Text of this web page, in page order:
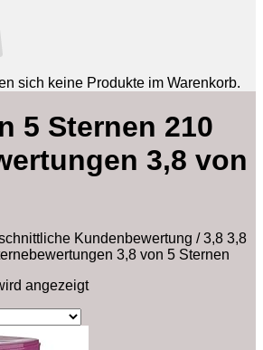
sich keine Produkte im Warenkorb.
5 Sternen 210
3,8 von
Kundenbewertung /3,8 3,8
3,8 von 5 Sternen
angezeigt